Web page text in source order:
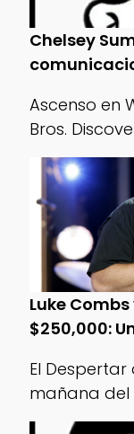
Chelsey
Ascenso en
Bros.
Luke
$250,000:
El
mañana del